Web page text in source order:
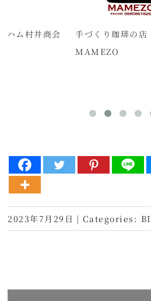
ハム村井商会
手づくり珈琲の
MAMEZO
2023年7月29日 | Categories: